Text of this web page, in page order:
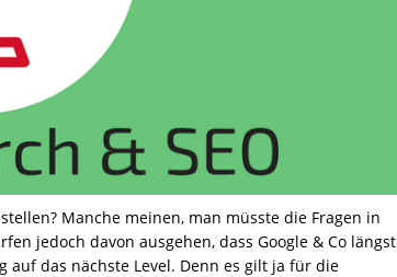
Manche meinen, man müsste die Fragen in
jedoch davon ausgehen, dass Google & Co längst
das nächste Level. Denn es gilt ja für die